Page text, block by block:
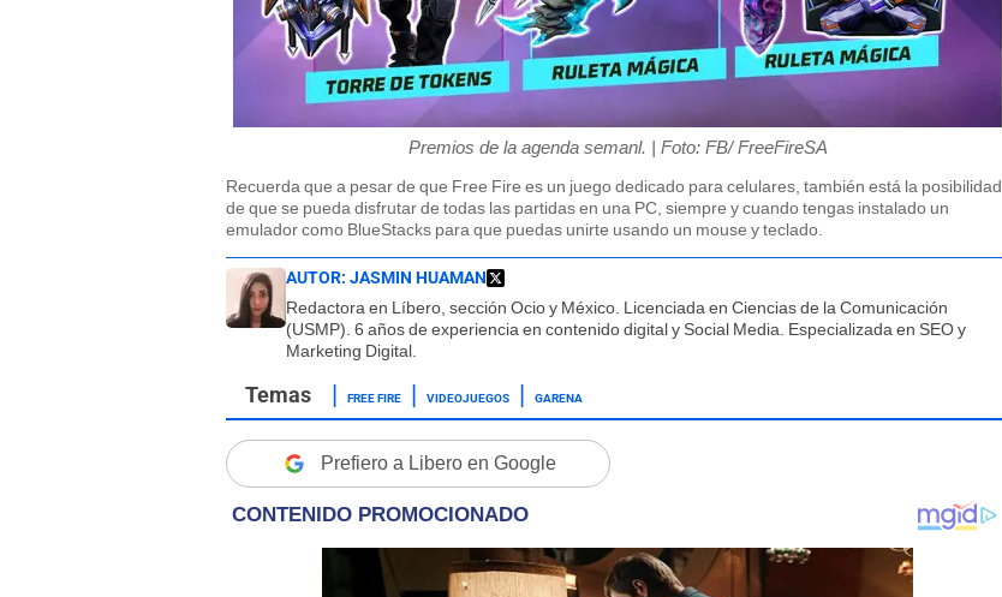
Premios de la agenda semanl. | Foto: FB/ FreeFireSA
Recuerda que a pesar de que Free Fire es un juego dedicado para celulares, también está la posibilidad
de que se pueda disfrutar de todas las partidas en una PC, siempre y cuando tengas instalado un
emulador como BlueStacks para que puedas unirte usando un mouse y teclado.
AUTOR: JASMIN HUAMAN
Redactora en Líbero, sección Ocio y México. Licenciada en Ciencias de la Comunicación
(USMP). 6 años de experiencia en contenido digital y Social Media. Especializada en SEO y
Marketing Digital.
FREE FIRE VIDEOJUEGOS GARENA
Prefiero a Libero en Google